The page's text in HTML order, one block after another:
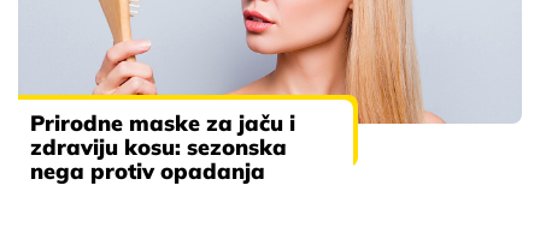
Prirodne maske za jaču i
zdraviju kosu: sezonska
nega protiv opadanja